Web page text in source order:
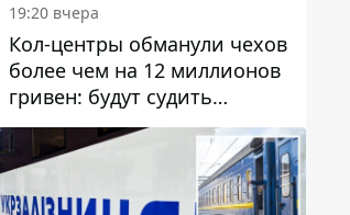
19:20 вчера
Кол-центры обманули чехов
более чем на 12 миллионов
гривен: будут судить
днепрянина,
организовавшего
транснациональную
преступную организацию